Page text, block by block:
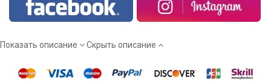
Мы работаем напрямую от производителя, а потому вы
недорого!
Показать описание Скрыть описание